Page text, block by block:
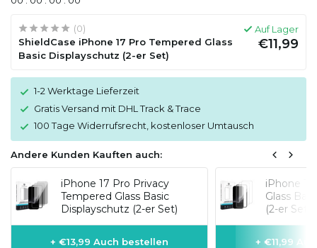
(0)
ShieldCase iPhone 17 Pro Tempered Glass
Basic Displayschutz (2-er Set)
Auf Lager
€11,99
1-2 Werktage Lieferzeit
Gratis Versand mit DHL Track & Trace
100 Tage Widerrufsrecht, kostenloser Umtausch
Andere Kunden Kauften auch:
iPhone 17 Pro Privacy
Tempered Glass Basic
Displayschutz (2-er Set)
+ €13,99 Auch bestellen
iPhone
Glass
(2-er Set)
+ €11,99